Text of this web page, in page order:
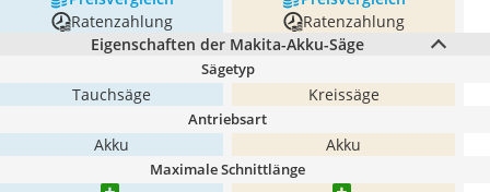
Ratenzahlung
Ratenzahlung
Eigenschaften der Makita-Akku-Säge
Sägetyp
Tauchsäge Kreissäge
Antriebsart
Akku Akku
Maximale Schnittlänge